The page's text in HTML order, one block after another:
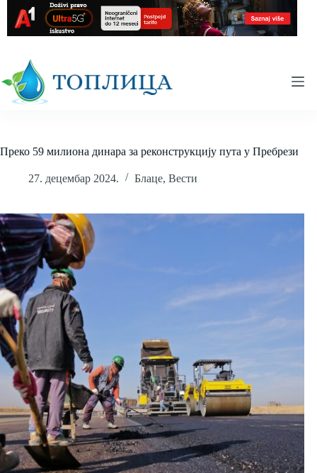
content
Преко 59 милиона динара за реконструкцију пута у Пребрези
27. децембар 2024. Блаце, Вести